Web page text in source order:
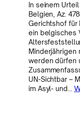
In seinem
Belgien, Az.
Gerichtshof
ein belgisches
werden dürfen
UN-Sichtbar –
im Asyl- und…